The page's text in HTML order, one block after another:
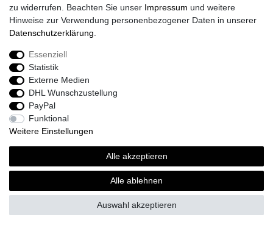
Zahlung und Versand
Sport-Versand24 Community
Sport-Versand24 Team Fan-Shop´s & Partner
zu widerrufen. Beachten Sie unser Impressum und weitere
Hinweise zur Verwendung personenbezogener Daten in unserer
Daten­schutz­erklärung
Essenziell
Statistik
Externe Medien
DHL Wunschzustellung
PayPal
Funktional
Weitere Einstellungen
Alle akzeptieren
Alle ablehnen
Auswahl akzeptieren